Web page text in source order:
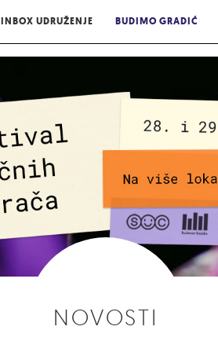
INBOX UDRUŽENJE BUDIMO GRADIĆ
NOVOSTI